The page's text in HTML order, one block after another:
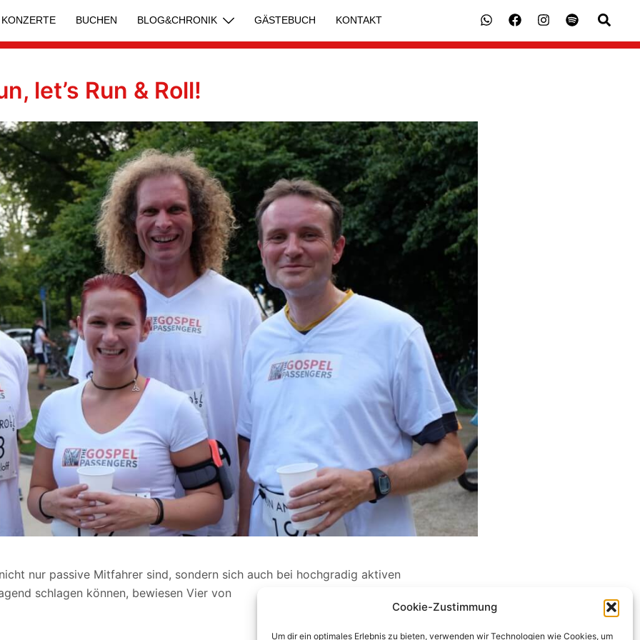
Cookie-Zustimmung
Um dir ein optimales Erlebnis zu bieten, verwenden wir Technologien wie Cookies, um
KONZERTE BUCHEN BLOG&CHRONIK GÄSTEBUCH KONTAKT Suche
let’s Run & Roll!
nur passive Mitfahrer sind, sondern sich auch bei hochgradig aktiven
schlagen können, bewiesen Vier von